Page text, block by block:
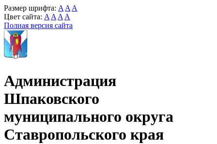
Размер шрифта: A A A
Цвет сайта: A A A A
Полная версия сайта
Администрация
Шпаковского
муниципального округа
Ставропольского края